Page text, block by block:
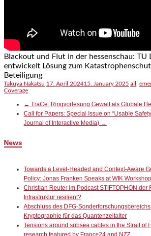
Blackout und Flut in der hessenschau: TU
entwickelt Lösung zum
Beteiligung
Takuya Nakatsu 17. April 202415. January 2025 all
Coverage
← TraCe: Ringvorlesung Gewalt als Globale
Call for Papers: Special Issue on “Usable
Journal of Interactive Media) →
News
Towards a Level-Headed and Context-Aware
Policy: Jonas Franken Speaks at WIK Workshop
Christian Reuter im Podcast STIFTOPHON der
Infrastruktur resilient?
Abschluss des DFG-
Kryptographie für das Quantenzeitalter
Tensions around subsea cables in the Strait of
research featured by France24 and NZZ